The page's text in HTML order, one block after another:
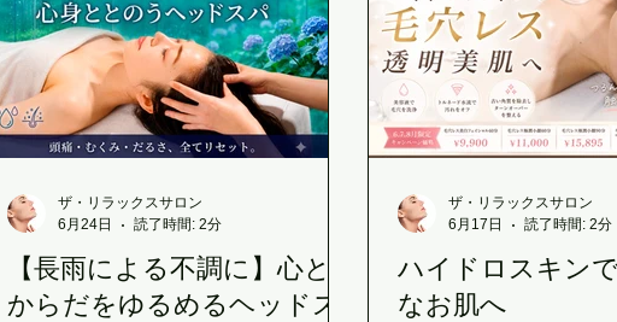
脳疲労改善ヘッドスパ デトックスリンパマッサージ 朝活オープ
MAJORクレンジングボトル 長崎市でサロンをお探しの方 母の日
【長雨による不調に】心と
からだをゆるめるヘッドス
ザ・リラックスサロン
6月24日
読了時間: 2分
ハイドロスキン
なお肌へ
ザ・リラックスサロン
6月17日
読了時間: 2分